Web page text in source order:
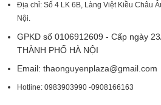
Địa chỉ: Số 4 LK 6B, Làng Việt Kiều Châu
Nội.
GPKD số 0106912609 - Cấp ngày
THÀNH PHỐ HÀ NỘI
Email: thaonguyenplaza@gmail.com
Hotline: 0983903990 -0908166163